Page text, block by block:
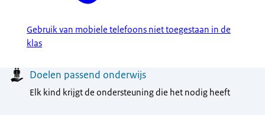
Gebruik van mobiele telefoons niet toegestaan in de
klas
MenuDoelen passend onderwijs
Elk kind krijgt de ondersteuning die het nodig heeft